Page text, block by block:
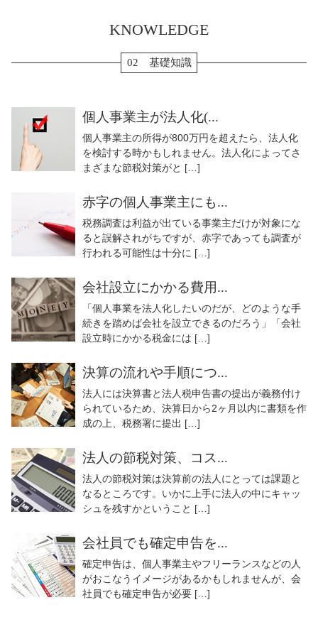
KNOWLEDGE
02 基礎知識
個人事業主が法人化(...
個人事業主の所得が800万円を超えたら、法人化
を検討する時かもしれません。法人化によってさ
まざまな節税対策がと […]
赤字の個人事業主にも...
税務調査は利益が出ている事業主だけが対象にな
ると誤解されがちですが、赤字であっても調査が
行われる可能性は十分に […]
会社設立にかかる費用...
「個人事業を法人化したいのだが、どのような手
続きを踏めば会社を設立できるのだろう」「会社
設立時にかかる税金には […]
決算の流れや手順につ...
法人には決算書と法人税申告書の提出が義務付け
られているため、決算日から2ヶ月以内に書類を作
成の上、税務署に提出 […]
法人の節税対策、コス...
法人の節税対策は決算前の法人にとっては課題と
なるところです。いかに上手に法人の中にキャッ
シュを残すかということ […]
会社員でも確定申告を...
確定申告は、個人事業主やフリーランスなどの人
がおこなうイメージがあるかもしれませんが、会
社員でも確定申告が必要 […]